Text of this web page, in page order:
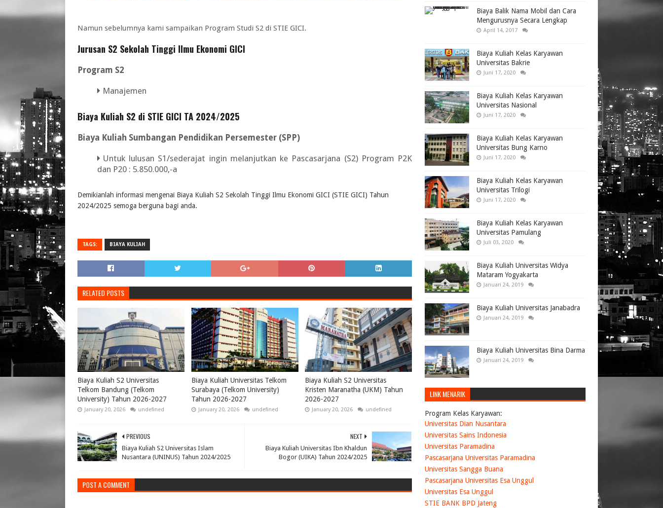
Namun sebelumnya kami sampaikan Program Studi S2 di STIE GICI.
Jurusan S2 Sekolah Tinggi Ilmu Ekonomi GICI
Program S2
Manajemen
Biaya Kuliah S2 di STIE GICI TA 2024/2025
Biaya Kuliah Sumbangan Pendidikan Persemester (SPP)
Untuk lulusan S1/sederajat ingin melanjutkan ke Pascasarjana (S2) Program P2K
dan P20 : 5.850.000,-a
Demikianlah informasi mengenai Biaya Kuliah S2 Sekolah Tinggi Ilmu Ekonomi GICI (STIE GICI) Tahun
2024/2025 semoga berguna bagi anda.
TAGS: BIAYA KULIAH
RELATED POSTS
Biaya Kuliah S2 Universitas
Telkom Bandung (Telkom
University) Tahun 2026-2027
January 20, 2026 undefined
Biaya Kuliah Universitas Telkom
Surabaya (Telkom University)
Tahun 2026-2027
January 20, 2026 undefined
Biaya Kuliah S2 Universitas
Kristen Maranatha (UKM) Tahun
2026-2027
January 20, 2026 undefined
NEXT
Biaya Kuliah Universitas Ibn Khaldun
Bogor (UIKA) Tahun 2024/2025
PREVIOUS
Biaya Kuliah S2 Universitas Islam
Nusantara (UNINUS) Tahun 2024/2025
POST A COMMENT
Biaya Balik Nama Mobil dan Cara
Mengurusnya Secara Lengkap
April 14, 2017
Biaya Kuliah Kelas Karyawan
Universitas Bakrie
Juni 17, 2020
Biaya Kuliah Kelas Karyawan
Universitas Nasional
Juni 17, 2020
Biaya Kuliah Kelas Karyawan
Universitas Bung Karno
Juni 17, 2020
Biaya Kuliah Kelas Karyawan
Universitas Trilogi
Juni 17, 2020
Biaya Kuliah Kelas Karyawan
Universitas Pamulang
Juli 03, 2020
Biaya Kuliah Universitas Widya
Mataram Yogyakarta
Januari 24, 2019
Biaya Kuliah Universitas Janabadra
Januari 24, 2019
Biaya Kuliah Universitas Bina Darma
Januari 24, 2019
LINK MENARIK
Program Kelas Karyawan:
Universitas Dian Nusantara
Universitas Sains Indonesia
Universitas Paramadina
Pascasarjana Universitas Paramadina
Universitas Sangga Buana
Pascasarjana Universitas Esa Unggul
Universitas Esa Unggul
STIE BANK BPD Jateng